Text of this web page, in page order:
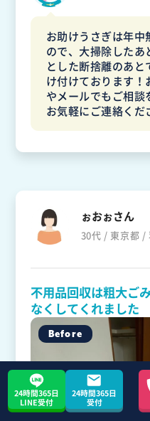
お助けうさぎは年
ので、大掃除した
とした断捨離のあ
け付けております
やメールでもご相談
お気軽にご連絡くだ
ぉおぉさん
30代 / 東京都 /
不用品回収は粗大ご
なくしてくれました
24時間365日
LINE受付
24時間365日
受付